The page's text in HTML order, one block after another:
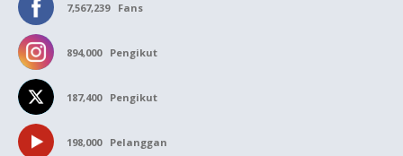
7,567,239 Fans
894,000 Pengikut
187,400 Pengikut
198,000 Pelanggan